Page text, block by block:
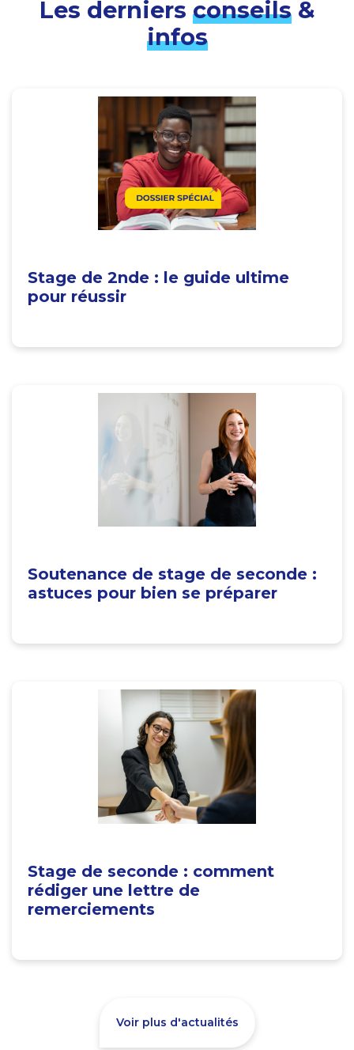
Les derniers conseils&
infos
Stage de 2nde : le guide ultime
pour réussir
Soutenance de stage de seconde :
astuces pour bien se préparer
Stage de seconde : comment
rédiger une lettre de
remerciements
Voir plus d'actualités